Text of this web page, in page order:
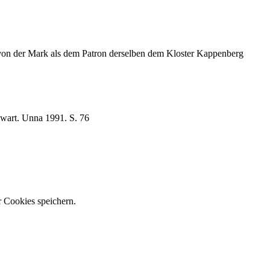
der Mark als dem Patron derselben dem Kloster Kappenberg
Unna 1991. S. 76
speichern.